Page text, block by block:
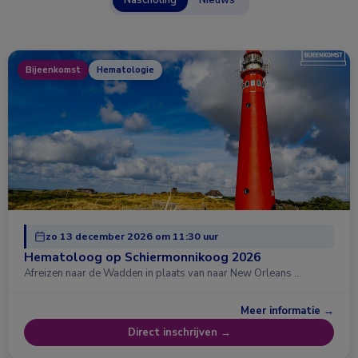
Bijeenkomst Hematologie
zo 13 december 2026 om 11:30 uur
Hematoloog op Schiermonnikoog 2026
Afreizen naar de Wadden in plaats van naar New Orleans …
Meer informatie →
Direct inschrijven →